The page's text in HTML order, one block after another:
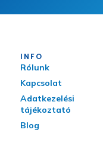
INFO
Rólunk
Kapcsolat
Adatkezelési
tájékoztató
Blog